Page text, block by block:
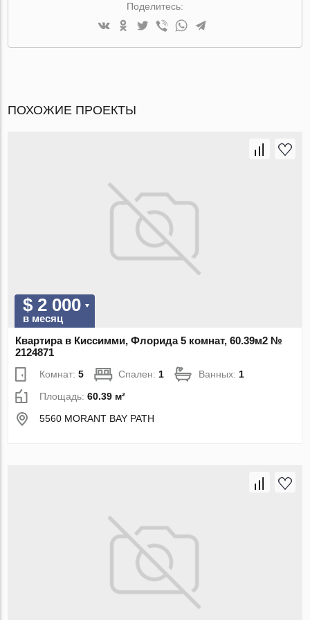
Поделитесь:
ПОХОЖИЕ ПРОЕКТЫ
$ 2 000
в месяц
Квартира в Киссимми, Флорида 5 комнат, 60.39м2 №
2124871
Комнат:5 Спален:1 Ванных:1
Площадь:60.39 м²
5560 MORANT BAY PATH